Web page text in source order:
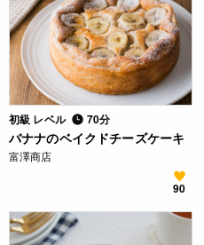
初級 レベル 70分
バナナのベイクドチーズケーキ
富澤商店
90